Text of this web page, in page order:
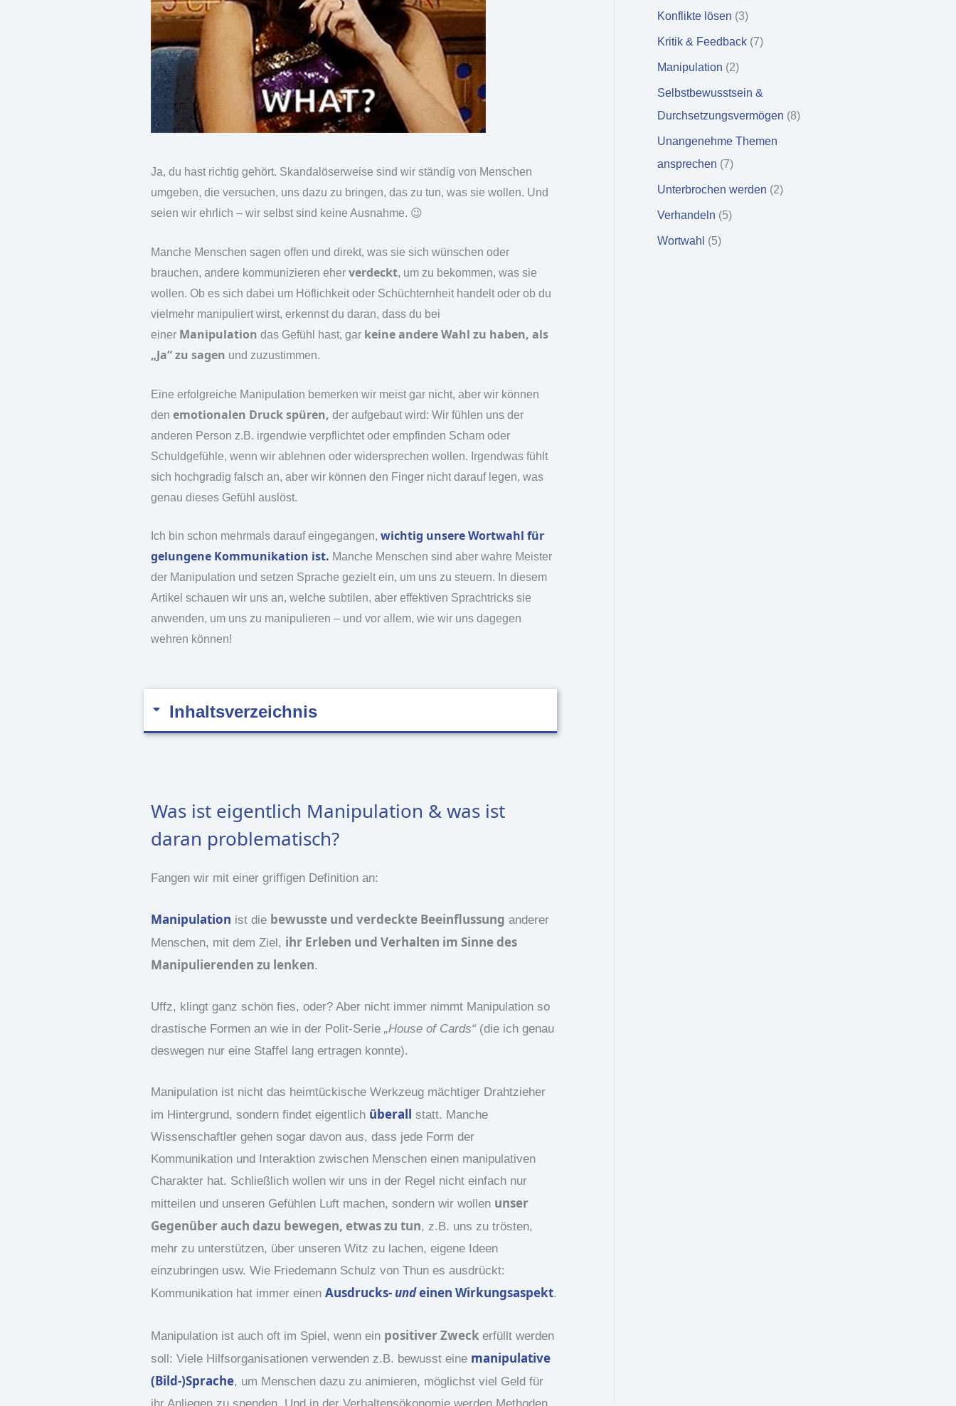
Ja, du hast richtig gehört. Skandalöserweise sind wir ständig von Menschen
umgeben, die versuchen, uns dazu zu bringen, das zu tun, was sie wollen. Und
seien wir ehrlich – wir selbst sind keine Ausnahme. 😉
Manche Menschen sagen offen und direkt, was sie sich wünschen oder
brauchen, andere kommunizieren eher verdeckt, um zu bekommen, was sie
wollen. Ob es sich dabei um Höflichkeit oder Schüchternheit handelt oder ob du
vielmehr manipuliert wirst, erkennst du daran, dass du bei
einer Manipulation das Gefühl hast, gar keine andere Wahl zu haben, als
„Ja“ zu sagen und zuzustimmen.
Eine erfolgreiche Manipulation bemerken wir meist gar nicht, aber wir können
den emotionalen Druck spüren, der aufgebaut wird: Wir fühlen uns der
anderen Person z.B. irgendwie verpflichtet oder empfinden Scham oder
Schuldgefühle, wenn wir ablehnen oder widersprechen wollen. Irgendwas fühlt
sich hochgradig falsch an, aber wir können den Finger nicht darauf legen, was
genau dieses Gefühl auslöst.
Ich bin schon mehrmals darauf eingegangen, wichtig unsere Wortwahl für
gelungene Kommunikation ist. Manche Menschen sind aber wahre Meister
der Manipulation und setzen Sprache gezielt ein, um uns zu steuern. In diesem
Artikel schauen wir uns an, welche subtilen, aber effektiven Sprachtricks sie
anwenden, um uns zu manipulieren – und vor allem, wie wir uns dagegen
wehren können!
Inhaltsverzeichnis
Was ist eigentlich Manipulation & was ist
daran problematisch?
Fangen wir mit einer griffigen Definition an:
Manipulation ist die bewusste und verdeckte Beeinflussung anderer
Menschen, mit dem Ziel, ihr Erleben und Verhalten im Sinne des
Manipulierenden zu lenken.
Uffz, klingt ganz schön fies, oder? Aber nicht immer nimmt Manipulation so
drastische Formen an wie in der Polit-Serie „House of Cards“ (die ich genau
deswegen nur eine Staffel lang ertragen konnte).
Manipulation ist nicht das heimtückische Werkzeug mächtiger Drahtzieher
im Hintergrund, sondern findet eigentlich überall statt. Manche
Wissenschaftler gehen sogar davon aus, dass jede Form der
Kommunikation und Interaktion zwischen Menschen einen manipulativen
Charakter hat. Schließlich wollen wir uns in der Regel nicht einfach nur
mitteilen und unseren Gefühlen Luft machen, sondern wir wollen unser
Gegenüber auch dazu bewegen, etwas zu tun, z.B. uns zu trösten,
mehr zu unterstützen, über unseren Witz zu lachen, eigene Ideen
einzubringen usw. Wie Friedemann Schulz von Thun es ausdrückt:
Kommunikation hat immer einen Ausdrucks- undeinen Wirkungsaspekt.
Manipulation ist auch oft im Spiel, wenn ein positiver Zweck erfüllt werden
soll: Viele Hilfsorganisationen verwenden z.B. bewusst eine manipulative
(Bild-)Sprache, um Menschen dazu zu animieren, möglichst viel Geld für
ihr Anliegen zu spenden. Und in der Verhaltensökonomie werden Methoden
Konflikte lösen (3)
Kritik & Feedback (7)
Manipulation (2)
Selbstbewusstsein &
Durchsetzungsvermögen (8)
Unangenehme Themen
ansprechen (7)
Unterbrochen werden (2)
Verhandeln (5)
Wortwahl (5)